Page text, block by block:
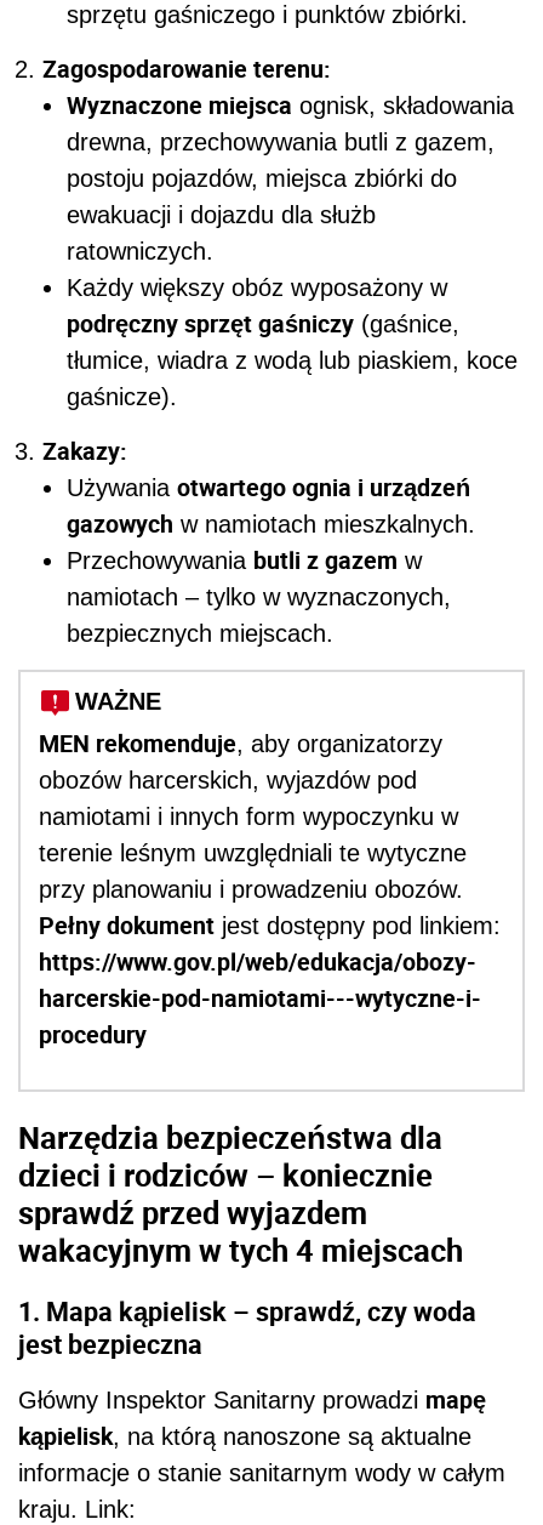
sprzętu gaśniczego i punktów zbiórki.
Zagospodarowanie terenu:
Wyznaczone miejsca ognisk, składowania
drewna, przechowywania butli z gazem,
postoju pojazdów, miejsca zbiórki do
ewakuacji i dojazdu dla służb
ratowniczych.
Każdy większy obóz wyposażony w
podręczny sprzęt gaśniczy (gaśnice,
tłumice, wiadra z wodą lub piaskiem, koce
gaśnicze).
Zakazy:
Używania otwartego ognia i urządzeń
gazowych w namiotach mieszkalnych.
Przechowywania butli z gazem w
namiotach – tylko w wyznaczonych,
bezpiecznych miejscach.
WAŻNE
MEN rekomenduje, aby organizatorzy
obozów harcerskich, wyjazdów pod
namiotami i innych form wypoczynku w
terenie leśnym uwzględniali te wytyczne
przy planowaniu i prowadzeniu obozów.
Pełny dokument jest dostępny pod linkiem:
https://www.gov.pl/web/edukacja/obozy-
harcerskie-pod-namiotami---wytyczne-i-
procedury
Narzędzia bezpieczeństwa dla
dzieci i rodziców – koniecznie
sprawdź przed wyjazdem
wakacyjnym w tych 4 miejscach
1. Mapa kąpielisk – sprawdź, czy woda
jest bezpieczna
Główny Inspektor Sanitarny prowadzi mapę
kąpielisk, na którą nanoszone są aktualne
informacje o stanie sanitarnym wody w całym
kraju. Link: